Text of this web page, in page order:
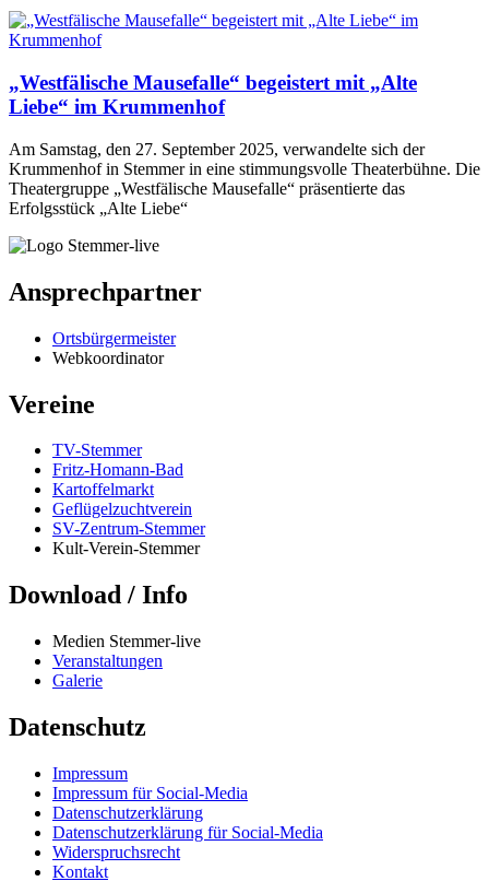
„Westfälische Mausefalle“ begeistert mit „Alte
Liebe“ im Krummenhof
Am Samstag, den 27. September 2025, verwandelte sich der
Krummenhof in Stemmer in eine stimmungsvolle Theaterbühne. Die
Theatergruppe „Westfälische Mausefalle“ präsentierte das
Erfolgsstück „Alte Liebe“
Ansprechpartner
Ortsbürgermeister
Webkoordinator
Vereine
TV-Stemmer
Fritz-Homann-Bad
Kartoffelmarkt
Geflügelzuchtverein
SV-Zentrum-Stemmer
Kult-Verein-Stemmer
Download / Info
Medien Stemmer-live
Veranstaltungen
Galerie
Datenschutz
Impressum
Impressum für Social-Media
Datenschutzerklärung
Datenschutzerklärung für Social-Media
Widerspruchsrecht
Kontakt